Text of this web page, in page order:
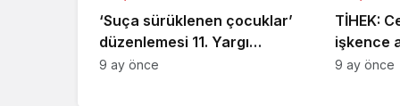
‘Suça sürüklenen çocuklar’
düzenlemesi 11. Yargı
Paketi’nden çıkarıldı,
9 ay önce
TİHEK:
işkence
sona
9 ay önce